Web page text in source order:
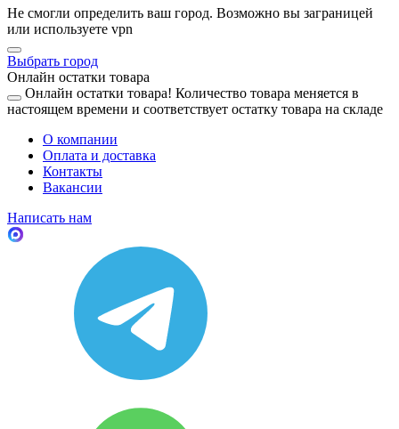
Не смогли определить ваш город. Возможно вы заграницей
или используете vpn
Выбрать город
Онлайн остатки товара
Онлайн остатки товара! Количество товара меняется в
настоящем времени и соответствует остатку товара на складе
О компании
Оплата и доставка
Контакты
Вакансии
Написать нам